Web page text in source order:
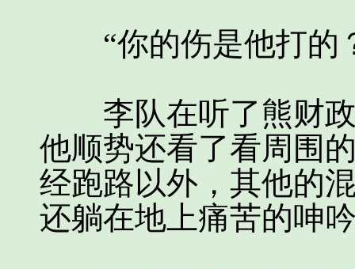
“你的伤是他打的
李队在听了熊财政
他顺势还看了看周围
经跑路以外，其他的
还躺在地上痛苦的呻